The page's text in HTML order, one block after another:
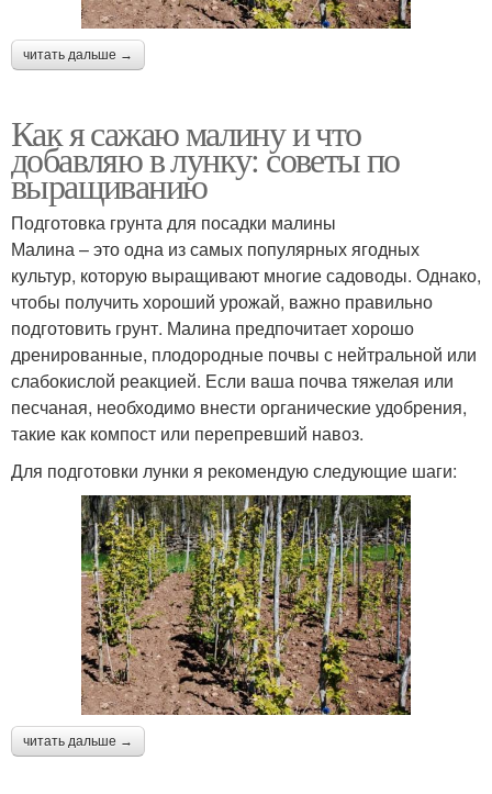
читать дальше →
Как я сажаю малину и что
добавляю в лунку: советы по
выращиванию
Подготовка грунта для посадки малины
Малина – это одна из самых популярных ягодных
культур, которую выращивают многие садоводы. Однако,
чтобы получить хороший урожай, важно правильно
подготовить грунт. Малина предпочитает хорошо
дренированные, плодородные почвы с нейтральной или
слабокислой реакцией. Если ваша почва тяжелая или
песчаная, необходимо внести органические удобрения,
такие как компост или перепревший навоз.
Для подготовки лунки я рекомендую следующие шаги:
читать дальше →